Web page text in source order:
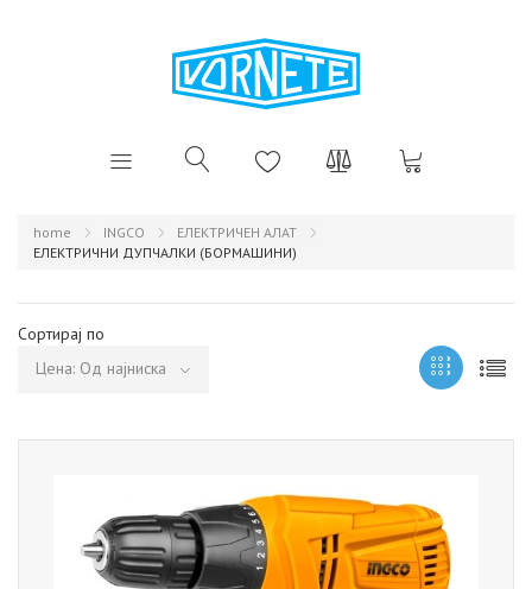
home INGCO
ЕЛЕКТРИЧЕН АЛАТ
ЕЛЕКТРИЧНИ ДУПЧАЛКИ (БОРМАШИНИ)
Сортирај по
Цена: Од најниска